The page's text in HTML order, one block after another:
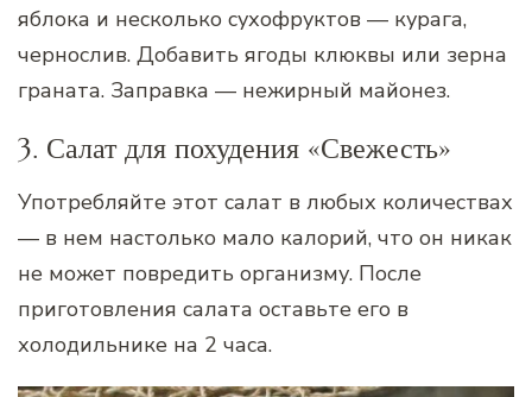
яблока и несколько сухофруктов — курага,
чернослив. Добавить ягоды клюквы или зерна
граната. Заправка — нежирный майонез.
3. Салат для похудения «Свежесть»
Употребляйте этот салат в любых количествах
— в нем настолько мало калорий, что он никак
не может повредить организму. После
приготовления салата оставьте его в
холодильнике на 2 часа.